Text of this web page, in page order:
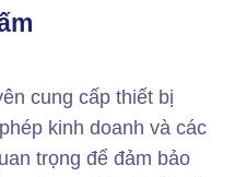
cung cấp thiết bị
kinh doanh và các
trọng để đảm bảo